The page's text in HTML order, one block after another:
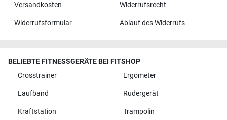
Versandkosten Widerrufsrecht
Widerrufsformular Ablauf des Widerrufs
BELIEBTE FITNESSGERÄTE BEI FITSHOP
Crosstrainer
Ergometer
Laufband Rudergerät
Kraftstation Trampolin